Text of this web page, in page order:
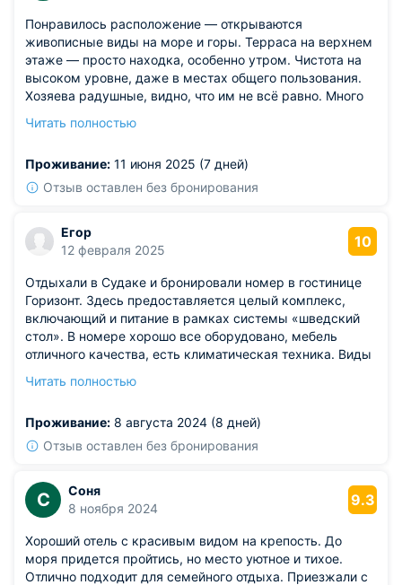
Понравилось расположение — открываются
живописные виды на море и горы. Терраса на верхнем
этаже — просто находка, особенно утром. Чистота на
высоком уровне, даже в местах общего пользования.
Хозяева радушные, видно, что им не всё равно. Много
уюта. Спокойная атмосфера, туристов не так много,
романтического отдыха.
Из недостатков: лестница крутовата — пожилым
Читать полностью
Проживание: 11 июня 2025 (7 дней)
Отзыв оставлен без бронирования
Егор
12 февраля 2025
10
Отдыхали в Судаке и бронировали номер в гостинице
Горизонт. Здесь предоставляется целый комплекс,
включающий и питание в рамках системы «шведский
стол». В номере хорошо все оборудовано, мебель
отличного качества, есть климатическая техника. Виды
пляж, детские площадки, прогулочные зоны. Добраться
Читать полностью
Проживание: 8 августа 2024 (8 дней)
Отзыв оставлен без бронирования
С
Соня
8 ноября 2024
9.3
Хороший отель с красивым видом на крепость. До
моря придется пройтись, но место уютное и тихое.
Отлично подходит для семейного отдыха. Приезжали с